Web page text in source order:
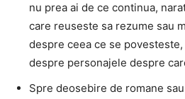
nu prea ai de ce continua,
care reuseste sa rezume sau
despre ceea ce se
despre personajele despre
Spre deosebire de romane